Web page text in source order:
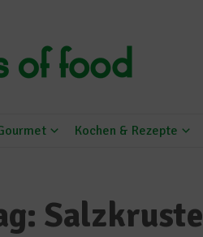
Kochen & Rezepte
Salzkruste